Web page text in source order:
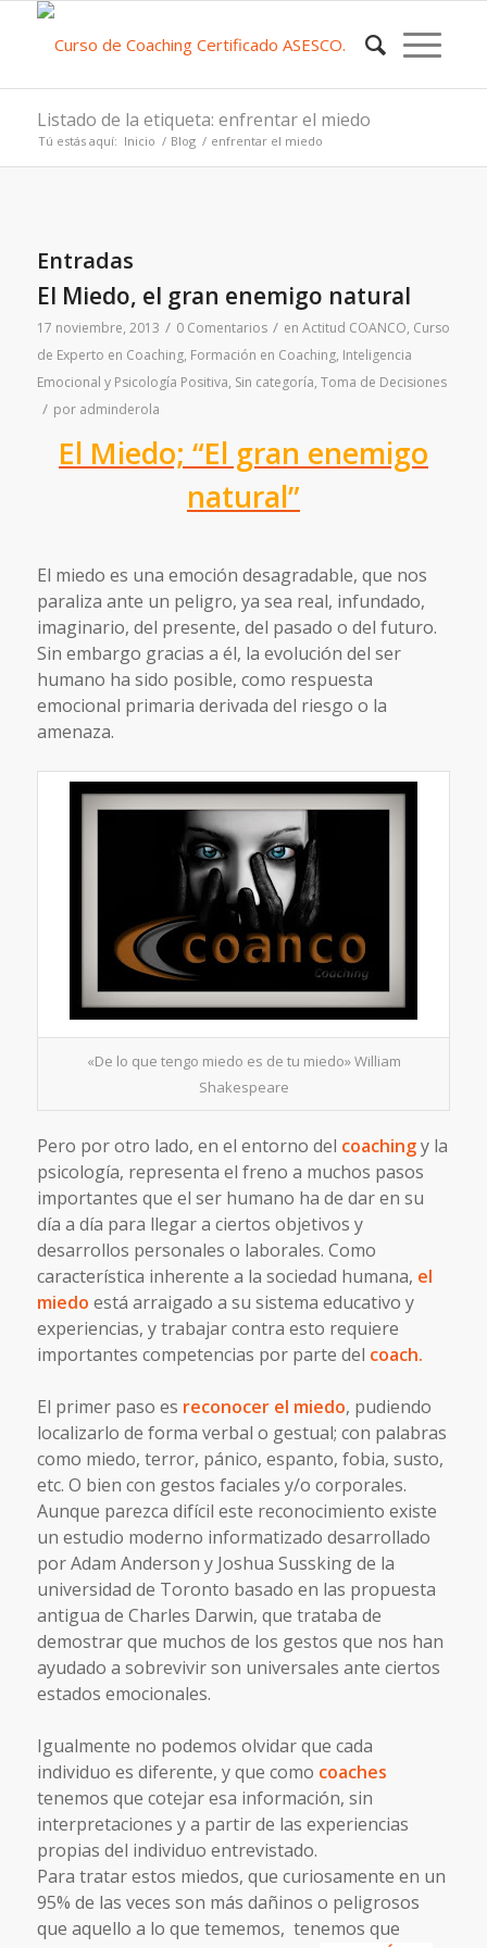
Listado de la etiqueta: enfrentar el miedo
Tú estás aquí: Inicio / Blog / enfrentar el miedo
Entradas
El Miedo, el gran enemigo natural
17 noviembre, 2013 / 0 Comentarios / en Actitud COANCO, Curso
de Experto en Coaching, Formación en Coaching, Inteligencia
Emocional y Psicología Positiva, Sin categoría, Toma de Decisiones
/ por adminderola
El Miedo; “El gran enemigo
natural”
El miedo es una emoción desagradable, que nos
paraliza ante un peligro, ya sea real, infundado,
imaginario, del presente, del pasado o del futuro.
Sin embargo gracias a él, la evolución del ser
humano ha sido posible, como respuesta
emocional primaria derivada del riesgo o la
amenaza.
«De lo que tengo miedo es de tu miedo» William
Shakespeare
Pero por otro lado, en el entorno del coachingy la
psicología, representa el freno a muchos pasos
importantes que el ser humano ha de dar en su
día a día para llegar a ciertos objetivos y
desarrollos personales o laborales. Como
característica inherente a la sociedad humana, el
miedo está arraigado a su sistema educativo y
experiencias, y trabajar contra esto requiere
importantes competencias por parte del coach.
El primer paso es reconocer el miedo, pudiendo
localizarlo de forma verbal o gestual; con palabras
como miedo, terror, pánico, espanto, fobia, susto,
etc. O bien con gestos faciales y/o corporales.
Aunque parezca difícil este reconocimiento existe
un estudio moderno informatizado desarrollado
porAdam Anderson y Joshua Susskingde la
universidad de Toronto basado en las propuesta
antigua de Charles Darwin, que trataba de
demostrar que muchos de los gestos que nos han
ayudado a sobrevivir son universales ante ciertos
estados emocionales.
Igualmente no podemos olvidar que cada
individuo es diferente, y que como coaches
tenemos que cotejar esa información, sin
interpretaciones y a partir de las experiencias
propias del individuo entrevistado.
Para tratar estos miedos, que curiosamente en un
95% de las veces son más dañinos o peligrosos
que aquello a lo que tememos, tenemos que